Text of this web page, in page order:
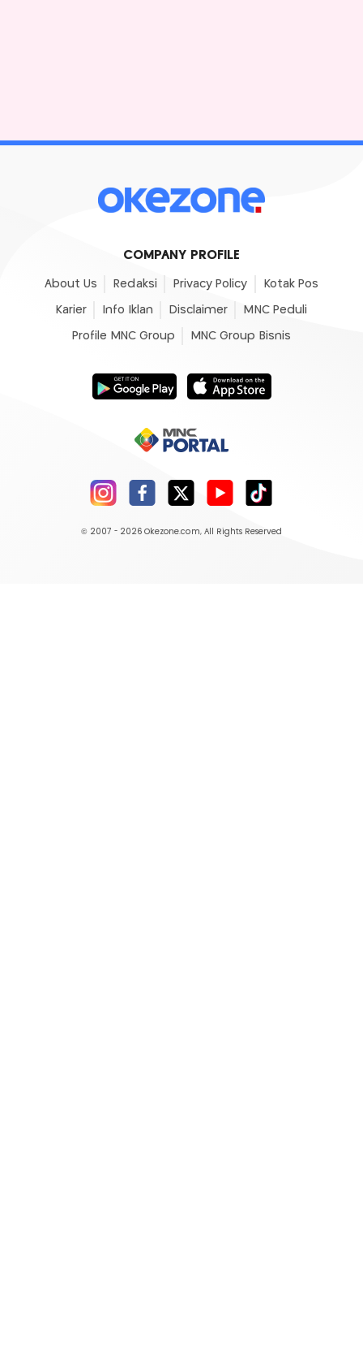
COMPANY PROFILE
About Us Redaksi Privacy Policy Kotak Pos
Karier Info Iklan Disclaimer MNC Peduli
Profile MNC Group MNC Group Bisnis
© 2007 - 2026 Okezone.com, All Rights Reserved